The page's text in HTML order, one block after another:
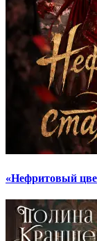
«Нефритовый